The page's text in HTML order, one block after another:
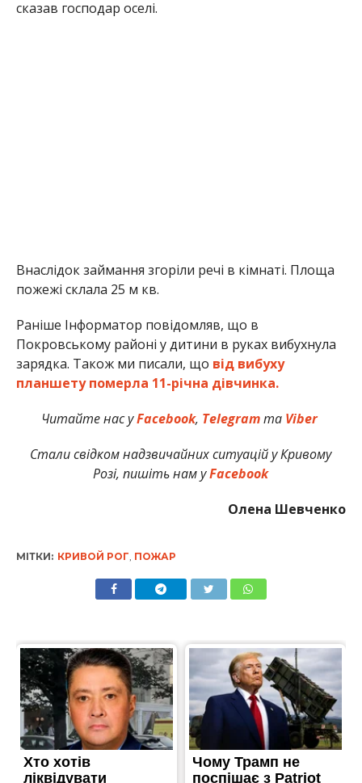
сказав господар оселі.
Внаслідок займання згоріли речі в кімнаті. Площа
пожежі склала 25 м кв.
Раніше Інформатор повідомляв, що в
Покровському районі у дитини в руках вибухнула
зарядка. Також ми писали, що від вибуху
планшету померла 11-річна дівчинка.
Читайте нас уFacebook, Telegramта Viber
Стали свідком надзвичайних ситуацій у Кривому
Розі, пишіть нам уFacebook
Олена Шевченко
МІТКИ: КРИВОЙ РОГ ПОЖАР